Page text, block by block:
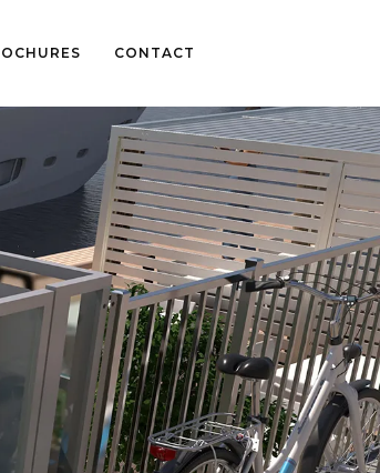
CONTACT